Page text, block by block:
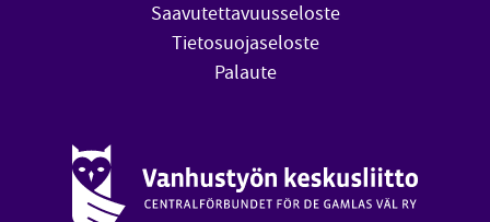
Saavutettavuusseloste
Tietosuojaseloste
Palaute